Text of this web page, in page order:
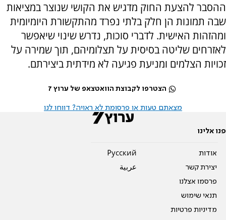
ההסבר להצעת החוק מדגיש את הקושי שנוצר במציאות
שבה תמונות הן חלק בלתי נפרד מהתקשורת היומיומית
ומהזהות האישית. לדברי סוכות, נדרש שינוי שיאפשר
לאזרחים שליטה בסיסית על תצלומיהם, תוך שמירה על
זכויות הצלמים ומניעת פגיעה לא מידתית ביצירתם.
הצטרפו לקבוצת הוואטצאפ של ערוץ 7
מצאתם טעות או פרסומת לא ראויה? דווחו לנו
פנו אלינו
אודות
יצירת קשר
פרסמו אצלנו
תנאי שימוש
מדיניות פרטיות
Pусский
عربية